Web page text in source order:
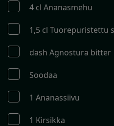
4 cl Ananasmehu
1,5 cl Tuorepuristettu
dash Agnostura bitter
Soodaa
1 Ananassiivu
1 Kirsikka